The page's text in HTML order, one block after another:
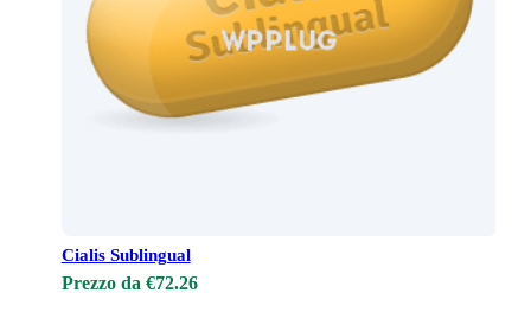
Cialis Sublingual
Prezzo da €72.26